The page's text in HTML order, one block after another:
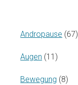
Andropause (67)
Augen (11)
Bewegung (8)